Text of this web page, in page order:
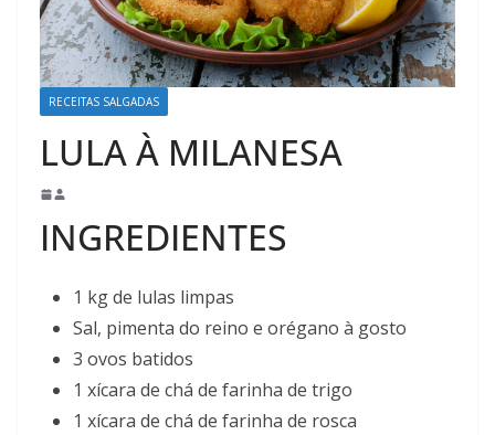
RECEITAS SALGADAS
LULA À MILANESA
INGREDIENTES
1 kg de lulas limpas
Sal, pimenta do reino e orégano à gosto
3 ovos batidos
1 xícara de chá de farinha de trigo
1 xícara de chá de farinha de rosca